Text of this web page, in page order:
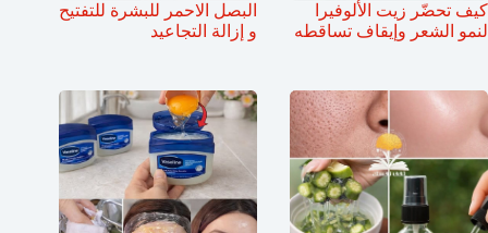
كيف تحضّر زيت الألوفيرا
لنمو الشعر وإيقاف تساقطه
البصل الاحمر للبشرة للتفتيح
و إزالة التجاعيد